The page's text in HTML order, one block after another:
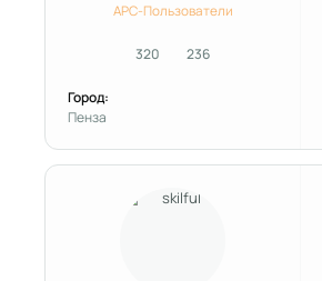
APC-Пользователи
320сообщения
236Репутация
Город:
Пенза